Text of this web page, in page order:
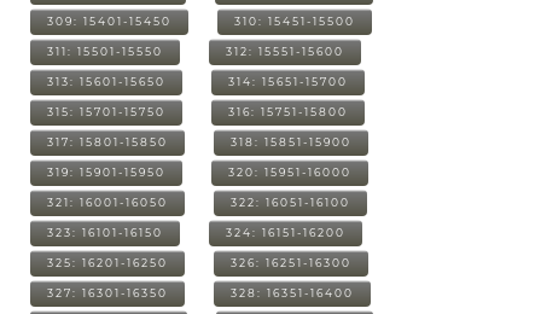
309: 15401-15450 310: 15451-15500
311: 15501-15550 312: 15551-15600
313: 15601-15650 314: 15651-15700
315: 15701-15750 316: 15751-15800
317: 15801-15850 318: 15851-15900
319: 15901-15950 320: 15951-16000
321: 16001-16050 322: 16051-16100
323: 16101-16150 324: 16151-16200
325: 16201-16250 326: 16251-16300
327: 16301-16350 328: 16351-16400